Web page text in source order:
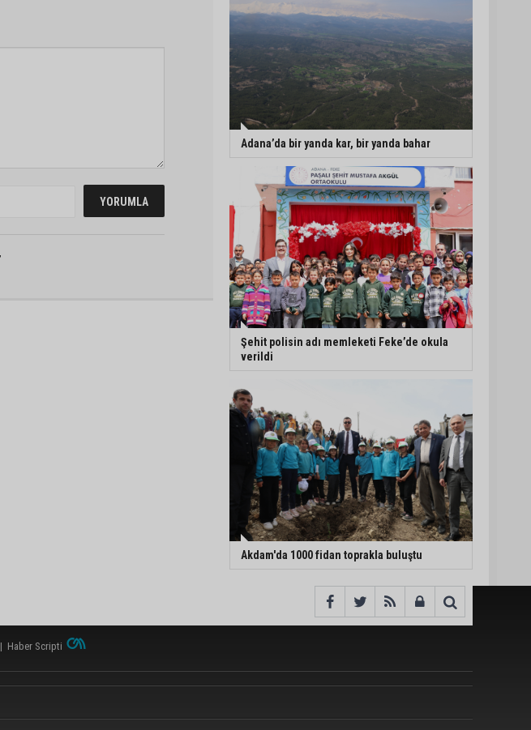
Adana’da bir yanda kar, bir yanda bahar
Şehit polisin adı memleketi Feke’de okula
verildi
Akdam'da 1000 fidan toprakla buluştu
| Haber Scripti